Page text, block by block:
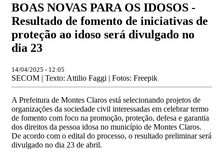
BOAS NOVAS PARA OS IDOSOS -
Resultado de fomento de iniciativas de
proteção ao idoso será divulgado no
dia 23
14/04/2025 - 12:05
SECOM | Texto: Attilio Faggi | Fotos: Freepik
A Prefeitura de Montes Claros está selecionando projetos de
organizações da sociedade civil interessadas em celebrar termo
de fomento com foco na promoção, proteção, defesa e garantia
dos direitos da pessoa idosa no município de Montes Claros.
De acordo com o edital do processo, o resultado preliminar será
divulgado no dia 23 de abril.